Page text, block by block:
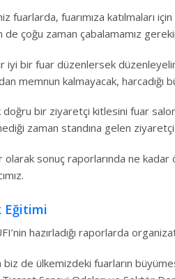
fuarlarda, fuarımıza katılmaları
de çoğu zaman çabalamamız
iyi bir fuar düzenlersek
memnun kalmayacak,
bir ziyaretçi kitlesini fuar
zaman standına gelen
sonuç raporlarında ne
Eğitimi
hazırladığı raporlarda
de ülkemizdeki fuarların